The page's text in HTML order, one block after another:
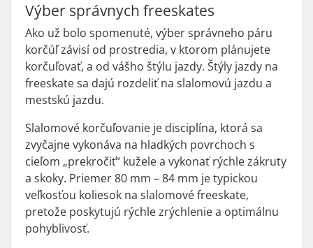
Výber správnych freeskates
Ako už bolo spomenuté, výber správneho páru
korčúľ závisí od prostredia, v ktorom plánujete
korčuľovať, a od vášho štýlu jazdy. Štýly jazdy na
freeskate sa dajú rozdeliť na slalomovú jazdu a
mestskú jazdu.
Slalomové korčuľovanie je disciplína, ktorá sa
zvyčajne vykonáva na hladkých povrchoch s
cieľom „prekročiť“ kužele a vykonať rýchle zákruty
a skoky. Priemer 80 mm – 84 mm je typickou
veľkosťou koliesok na slalomové freeskate,
pretože poskytujú rýchle zrýchlenie a optimálnu
pohyblivosť.